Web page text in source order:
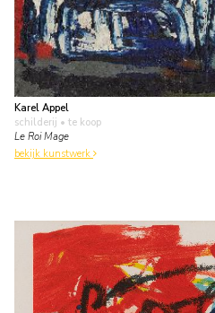
Karel Appel
schilderij • te koop
Le Roi Mage
bekijk kunstwerk